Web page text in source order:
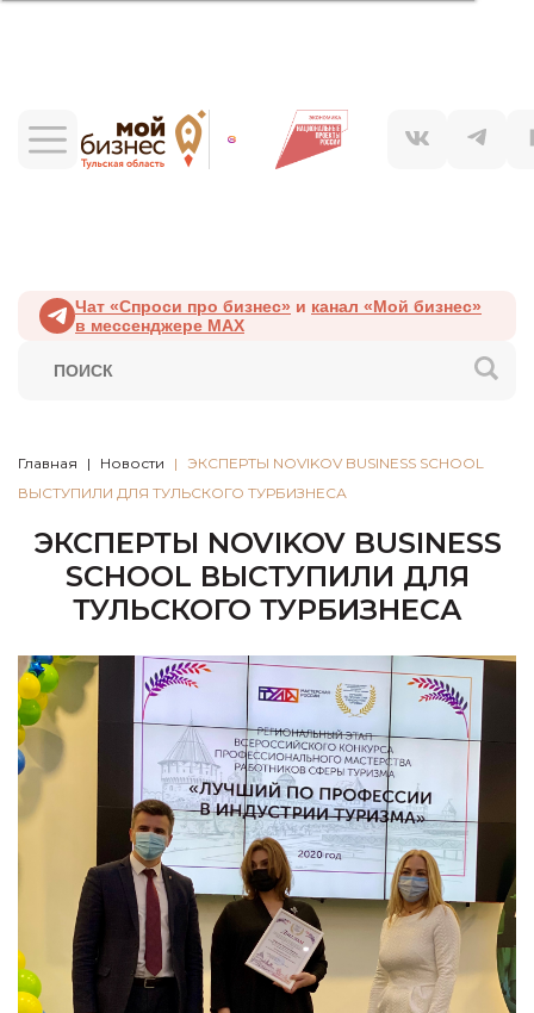
Чат «Спроси про бизнес» и канал «Мой бизнес»
в мессенджере MAX
Главная Новости
ЭКСПЕРТЫ NOVIKOV BUSINESS SCHOOL
ВЫСТУПИЛИ ДЛЯ ТУЛЬСКОГО ТУРБИЗНЕСА
ЭКСПЕРТЫ NOVIKOV BUSINESS
SCHOOL ВЫСТУПИЛИ ДЛЯ
ТУЛЬСКОГО ТУРБИЗНЕСА